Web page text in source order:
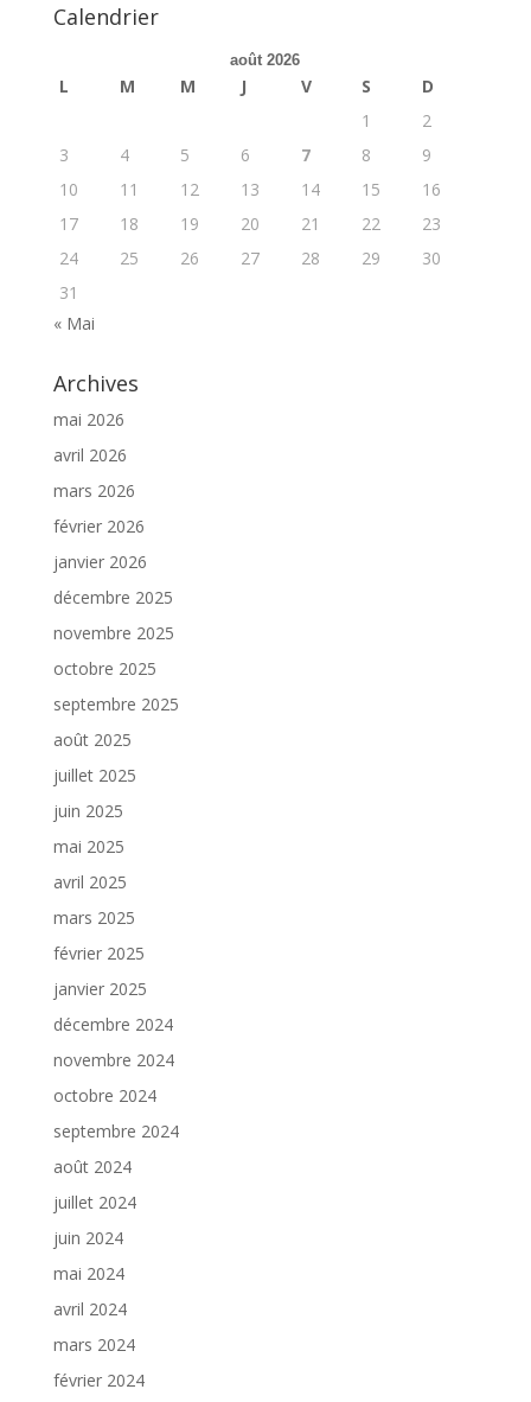
Calendrier
août 2026
L M M J V S
D
1
2
3
4 5 6 7 8
9
10
11 12 13 14 15
16
17
18 19 20 21 22
23
24
25 26 27 28 29
30
31
« Mai
Archives
mai 2026
avril 2026
mars 2026
février 2026
janvier 2026
décembre 2025
novembre 2025
octobre 2025
septembre 2025
août 2025
juillet 2025
juin 2025
mai 2025
avril 2025
mars 2025
février 2025
janvier 2025
décembre 2024
novembre 2024
octobre 2024
septembre 2024
août 2024
juillet 2024
juin 2024
mai 2024
avril 2024
mars 2024
février 2024